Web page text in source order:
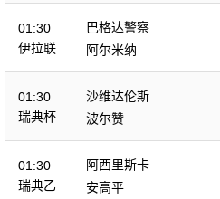
01:30
伊拉联
巴格达警察
阿尔米纳
01:30
瑞典杯
沙维达伦斯
波尔赞
01:30
瑞典乙
阿西里斯卡
安高平